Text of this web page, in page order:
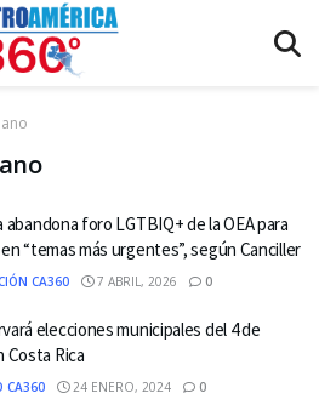
abandona foro LGTBIQ+ de la OEA para
“temas más urgentes”, según Canciller
CA360 7 ABRIL, 2026 0
elecciones municipales del 4 de
Costa Rica
CA360 24 ENERO, 2024 0